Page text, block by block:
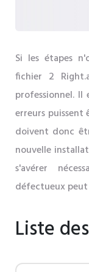
Si les étapes
fichier 2
professionnel.
erreurs puissent
doivent donc
nouvelle
s'avérer
défectueux
Liste